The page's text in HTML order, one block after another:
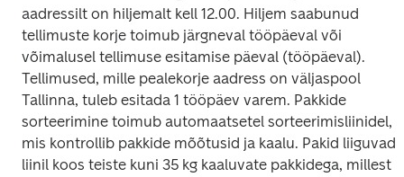
aadressilt on hiljemalt kell 12.00. Hiljem saabunud
tellimuste korje toimub järgneval tööpäeval või
võimalusel tellimuse esitamise päeval (tööpäeval).
Tellimused, mille pealekorje aadress on väljaspool
Tallinna, tuleb esitada 1 tööpäev varem. Pakkide
sorteerimine toimub automaatsetel sorteerimisliinidel,
mis kontrollib pakkide mõõtusid ja kaalu. Pakid liiguvad
liinil koos teiste kuni 35 kg kaaluvate pakkidega, millest